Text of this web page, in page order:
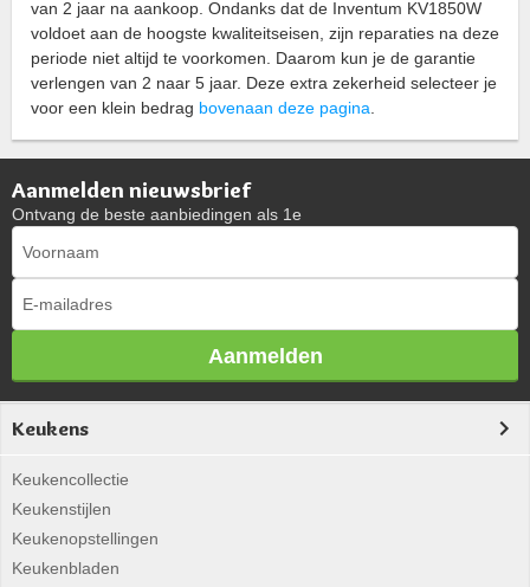
van 2 jaar na aankoop. Ondanks dat de Inventum KV1850W
voldoet aan de hoogste kwaliteitseisen, zijn reparaties na deze
periode niet altijd te voorkomen. Daarom kun je de garantie
verlengen van 2 naar 5 jaar. Deze extra zekerheid selecteer je
voor een klein bedrag bovenaan deze pagina
Aanmelden nieuwsbrief
Ontvang de beste aanbiedingen als 1e
Aanmelden
Keukens
Keukencollectie
Keukenstijlen
Keukenopstellingen
Keukenbladen